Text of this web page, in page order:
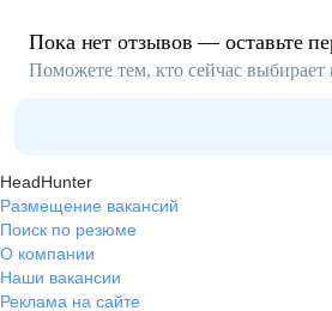
Пока нет отзывов — оставьте
Поможете тем, кто сейчас выбирает
HeadHunter
Размещение вакансий
Поиск по резюме
О компании
Наши вакансии
Реклама на сайте